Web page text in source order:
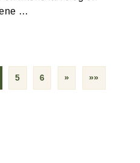
…
5 6 » »»